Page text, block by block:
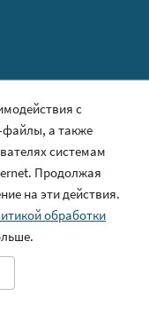
с
файлы, а также
системам
Продолжая
на эти действия.
обработки